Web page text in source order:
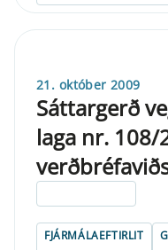
21. október 2009
Sáttargerð
laga nr. 108/
FJÁRMÁLAEFTIRLIT